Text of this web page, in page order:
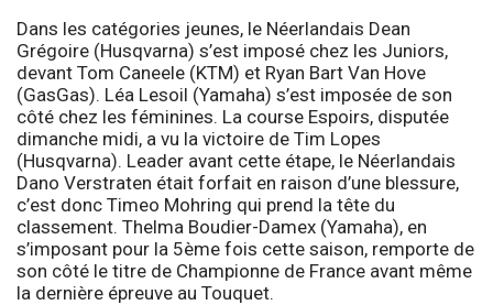
Dans les catégories jeunes, le Néerlandais Dean
Grégoire (Husqvarna) s’est imposé chez les Juniors,
devant Tom Caneele (KTM) et Ryan Bart Van Hove
(GasGas). Léa Lesoil (Yamaha) s’est imposée de son
côté chez les féminines. La course Espoirs, disputée
dimanche midi, a vu la victoire de Tim Lopes
(Husqvarna). Leader avant cette étape, le Néerlandais
Dano Verstraten était forfait en raison d’une blessure,
c’est donc Timeo Mohring qui prend la tête du
classement. Thelma Boudier-Damex (Yamaha), en
s’imposant pour la 5ème fois cette saison, remporte de
son côté le titre de Championne de France avant même
la dernière épreuve au Touquet.